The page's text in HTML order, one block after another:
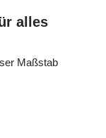
alles
Maßstab